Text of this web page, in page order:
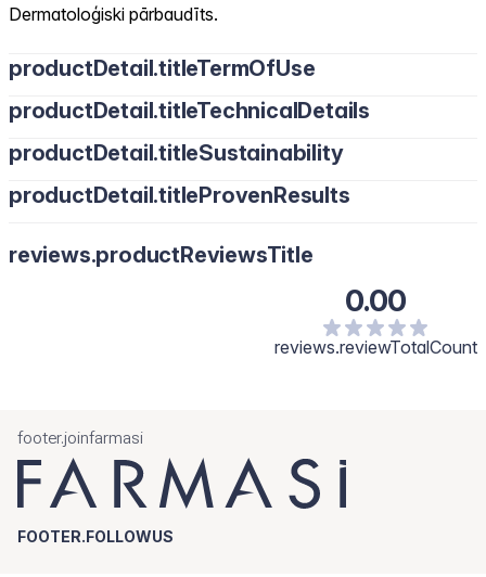
Dermatoloģiski pārbaudīts.
productDetail.titleTermOfUse
productDetail.titleTechnicalDetails
productDetail.titleSustainability
productDetail.titleProvenResults
reviews.productReviewsTitle
0.00
reviews.reviewTotalCount
footer.joinfarmasi
FOOTER.FOLLOWUS